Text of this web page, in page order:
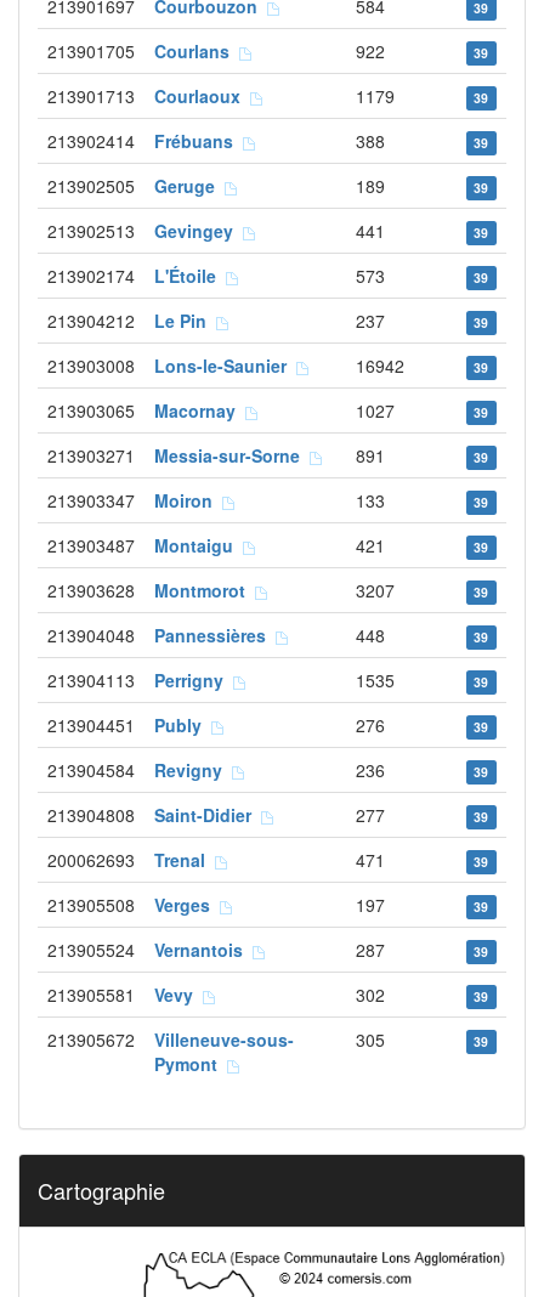
213901697 Courbouzon 584 39
213901705 Courlans 922 39
213901713 Courlaoux 1179 39
213902414 Frébuans 388 39
213902505 Geruge 189 39
213902513 Gevingey 441 39
213902174 L'Étoile 573 39
213904212 Le Pin 237 39
213903008 Lons-le-Saunier 16942 39
213903065 Macornay 1027 39
213903271 Messia-sur-Sorne 891 39
213903347 Moiron 133 39
213903487 Montaigu 421 39
213903628 Montmorot 3207 39
213904048 Pannessières 448 39
213904113 Perrigny 1535 39
213904451 Publy 276 39
213904584 Revigny 236 39
213904808 Saint-Didier 277 39
200062693 Trenal 471 39
213905508 Verges 197 39
213905524 Vernantois 287 39
213905581 Vevy 302 39
213905672
Villeneuve-sous-
Pymont
305 39
Cartographie